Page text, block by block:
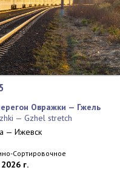
Овражки — Гжель
— Gzhel stretch
— Ижевск
Сортировочное
г.